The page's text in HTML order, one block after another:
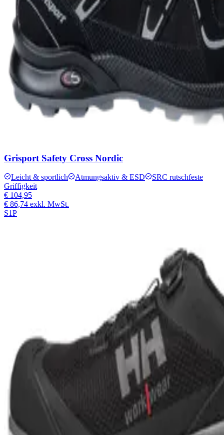
Grisport Safety Cross Nordic
Leicht & sportlich Atmungsaktiv & ESD
SRC rutschfeste
Griffigkeit
€ 104,95
€ 86,74 exkl. MwSt.
S1P